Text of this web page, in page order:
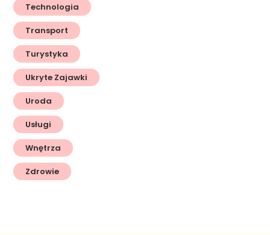
Technologia
Transport
Turystyka
Ukryte Zajawki
Uroda
Usługi
Wnętrza
Zdrowie